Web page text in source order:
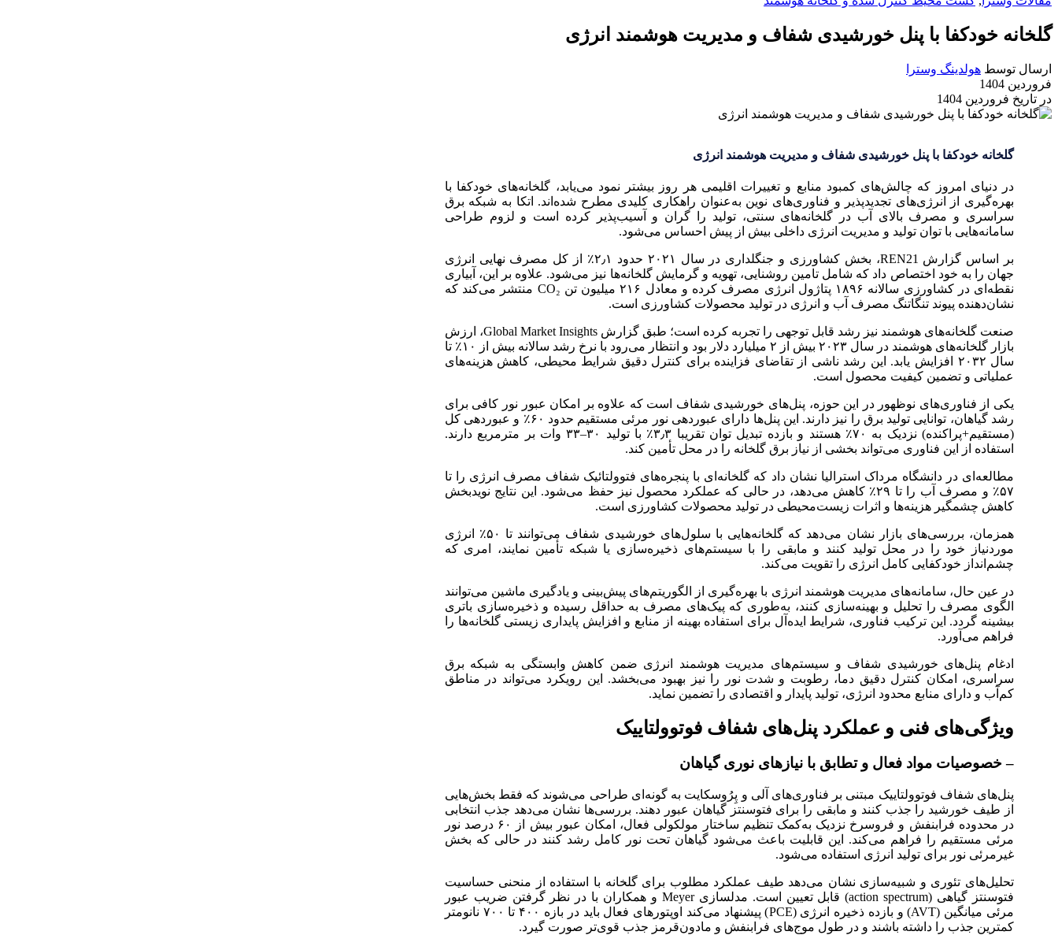
گلخانه خودکفا با پنل خورشیدی شفاف و مدیریت هوشمند انرژی
ارسال توسط هولدینگ وسترا
فروردین 1404
در تاریخ فروردین 1404
گلخانه خودکفا با پنل خورشیدی شفاف و مدیریت هوشمند انرژی
در دنیای امروز که چالش‌های کمبود منابع و تغییرات اقلیمی هر روز بیشتر نمود می‌یابد، گلخانه‌های خودکفا با
بهره‌گیری از انرژی‌های تجدیدپذیر و فناوری‌های نوین به‌عنوان راهکاری کلیدی مطرح شده‌اند. اتکا به شبکه برق
سراسری و مصرف بالای آب در گلخانه‌های سنتی، تولید را گران و آسیب‌پذیر کرده است و لزوم طراحی
سامانه‌هایی با توان تولید و مدیریت انرژی داخلی بیش از پیش احساس می‌شود.
بر اساس گزارش REN21، بخش کشاورزی و جنگلداری در سال ۲۰۲۱ حدود ۲٫۱٪ از کل مصرف نهایی انرژی
جهان را به خود اختصاص داد که شامل تامین روشنایی، تهویه و گرمایش گلخانه‌ها نیز می‌شود. علاوه بر این، آبیاری
نقطه‌ای در کشاورزی سالانه ۱۸۹۶ پتاژول انرژی مصرف کرده و معادل ۲۱۶ میلیون تن CO₂ منتشر می‌کند که
نشان‌دهنده پیوند تنگاتنگ مصرف آب و انرژی در تولید محصولات کشاورزی است.
صنعت گلخانه‌های هوشمند نیز رشد قابل توجهی را تجربه کرده است؛ طبق گزارش Global Market Insights، ارزش
بازار گلخانه‌های هوشمند در سال ۲۰۲۳ بیش از ۲ میلیارد دلار بود و انتظار می‌رود با نرخ رشد سالانه بیش از ۱۰٪ تا
سال ۲۰۳۲ افزایش یابد. این رشد ناشی از تقاضای فزاینده برای کنترل دقیق شرایط محیطی، کاهش هزینه‌های
عملیاتی و تضمین کیفیت محصول است.
یکی از فناوری‌های نوظهور در این حوزه، پنل‌های خورشیدی شفاف است که علاوه بر امکان عبور نور کافی برای
رشد گیاهان، توانایی تولید برق را نیز دارند. این پنل‌ها دارای عبوردهی نور مرئی مستقیم حدود ۶۰٪ و عبوردهی کل
(مستقیم‌+پراکنده) نزدیک به ۷۰٪ هستند و بازده تبدیل توان تقریبا ۳٫۳٪ با تولید ۳۰–۳۳ وات بر مترمربع دارند.
استفاده از این فناوری می‌تواند بخشی از نیاز برق گلخانه را در محل تأمین کند.
مطالعه‌ای در دانشگاه مرداک استرالیا نشان داد که گلخانه‌ای با پنجره‌های فتوولتائیک شفاف مصرف انرژی را تا
۵۷٪ و مصرف آب را تا ۲۹٪ کاهش می‌دهد، در حالی که عملکرد محصول نیز حفظ می‌شود. این نتایج نویدبخش
کاهش چشمگیر هزینه‌ها و اثرات زیست‌محیطی در تولید محصولات کشاورزی است.
همزمان، بررسی‌های بازار نشان می‌دهد که گلخانه‌هایی با سلول‌های خورشیدی شفاف می‌توانند تا ۵۰٪ انرژی
موردنیاز خود را در محل تولید کنند و مابقی را با سیستم‌های ذخیره‌سازی یا شبکه تأمین نمایند، امری که
چشم‌انداز خودکفایی کامل انرژی را تقویت می‌کند.
در عین حال، سامانه‌های مدیریت هوشمند انرژی با بهره‌گیری از الگوریتم‌های پیش‌بینی و یادگیری ماشین می‌توانند
الگوی مصرف را تحلیل و بهینه‌سازی کنند، به‌طوری که پیک‌های مصرف به حداقل رسیده و ذخیره‌سازی باتری
بیشینه گردد. این ترکیب فناوری، شرایط ایده‌آل برای استفاده بهینه از منابع و افزایش پایداری زیستی گلخانه‌ها را
فراهم می‌آورد.
ادغام پنل‌های خورشیدی شفاف و سیستم‌های مدیریت هوشمند انرژی ضمن کاهش وابستگی به شبکه برق
سراسری، امکان کنترل دقیق دما، رطوبت و شدت نور را نیز بهبود می‌بخشد. این رویکرد می‌تواند در مناطق
کم‌آب و دارای منابع محدود انرژی، تولید پایدار و اقتصادی را تضمین نماید.
ویژگی‌های فنی و عملکرد پنل‌های شفاف فوتوولتاییک
– خصوصیات مواد فعال و تطابق با نیازهای نوری گیاهان
پنل‌های شفاف فوتوولتاییک مبتنی بر فناوری‌های آلی و پِرُوسکایت به گونه‌ای طراحی می‌شوند که فقط بخش‌هایی
از طیف خورشید را جذب کنند و مابقی را برای فتوسنتز گیاهان عبور دهند. بررسی‌ها نشان می‌دهد جذب انتخابی
در محدوده فرابنفش و فروسرخ نزدیک به‌کمک تنظیم ساختار مولکولی فعال، امکان عبور بیش از ۶۰ درصد نور
مرئی مستقیم را فراهم می‌کند. این قابلیت باعث می‌شود گیاهان تحت نور کامل رشد کنند در حالی که بخش
غیرمرئی نور برای تولید انرژی استفاده می‌شود.
تحلیل‌های تئوری و شبیه‌سازی نشان می‌دهد طیف عملکرد مطلوب برای گلخانه با استفاده از منحنی حساسیت
فتوسنتز گیاهی (action spectrum) قابل تعیین است. مدلسازی Meyer و همکاران با در نظر گرفتن ضریب عبور
مرئی میانگین (AVT) و بازده ذخیره انرژی (PCE) پیشنهاد می‌کند اوپتورهای فعال باید در بازه ۴۰۰ تا ۷۰۰ نانومتر
کمترین جذب را داشته باشند و در طول موج‌های فرابنفش و مادون‌قرمز جذب قوی‌تر صورت گیرد.